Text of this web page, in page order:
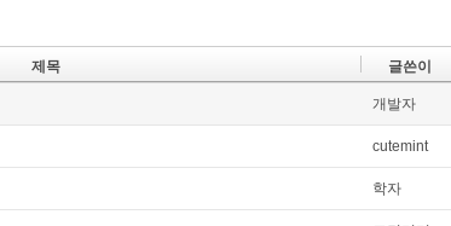
제목 글쓴이
개발자
cutemint
학자